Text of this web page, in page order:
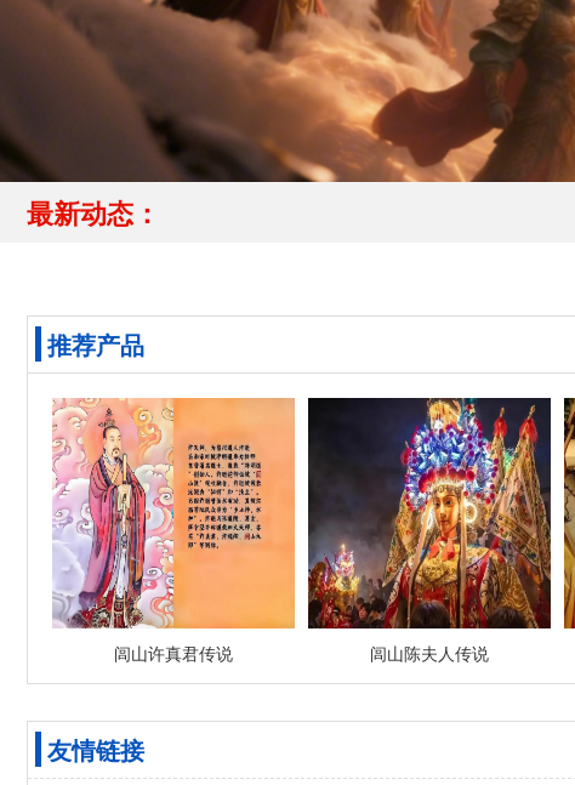
最新动态：
推荐产品
闾山许真君传说 闾山陈夫人传说
友情链接